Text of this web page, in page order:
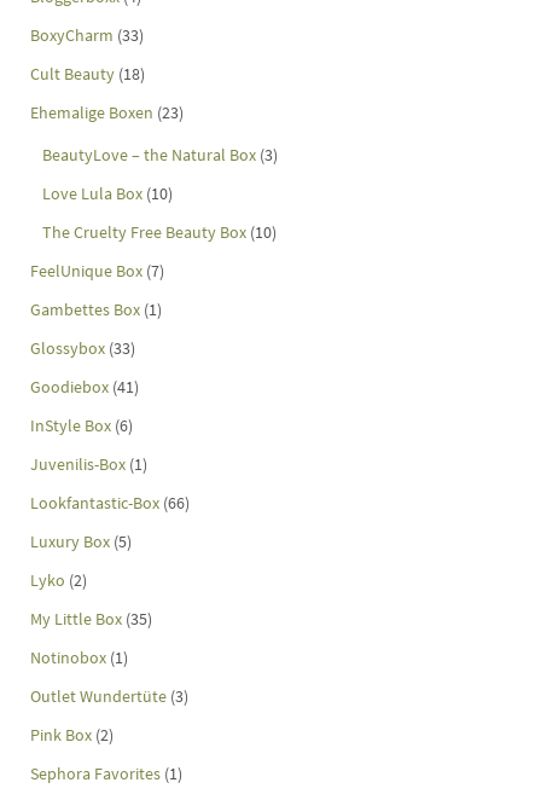
BoxyCharm (33)
Cult Beauty (18)
Ehemalige Boxen (23)
BeautyLove – the Natural Box (3)
Love Lula Box (10)
The Cruelty Free Beauty Box (10)
FeelUnique Box (7)
Gambettes Box (1)
Glossybox (33)
Goodiebox (41)
InStyle Box (6)
Juvenilis-Box (1)
Lookfantastic-Box (66)
Luxury Box (5)
Lyko (2)
My Little Box (35)
Notinobox (1)
Outlet Wundertüte (3)
Pink Box (2)
Sephora Favorites (1)